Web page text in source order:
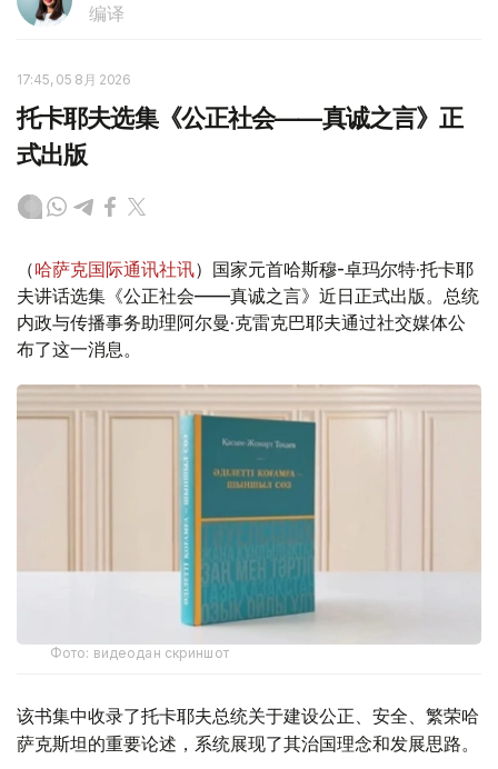
编译
17:45, 05 8月 2026
托卡耶夫选集《公正社会——真诚之言》正
式出版
（哈萨克国际通讯社讯）国家元首哈斯穆-卓玛尔特·托卡耶
夫讲话选集《公正社会——真诚之言》近日正式出版。总统
内政与传播事务助理阿尔曼·克雷克巴耶夫通过社交媒体公
布了这一消息。
Фото: видеодан скриншот
该书集中收录了托卡耶夫总统关于建设公正、安全、繁荣哈
萨克斯坦的重要论述，系统展现了其治国理念和发展思路。